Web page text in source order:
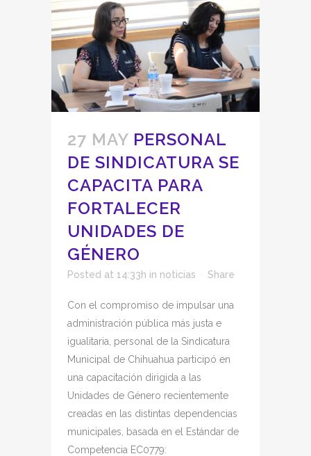
27 MAY PERSONAL
DE SINDICATURA SE
CAPACITA PARA
FORTALECER
UNIDADES DE
GÉNERO
Posted at 14:33h in noticias Share
Con el compromiso de impulsar una
administración pública más justa e
igualitaria, personal de la Sindicatura
Municipal de Chihuahua participó en
una capacitación dirigida a las
Unidades de Género recientemente
creadas en las distintas dependencias
municipales, basada en el Estándar de
Competencia EC0779: